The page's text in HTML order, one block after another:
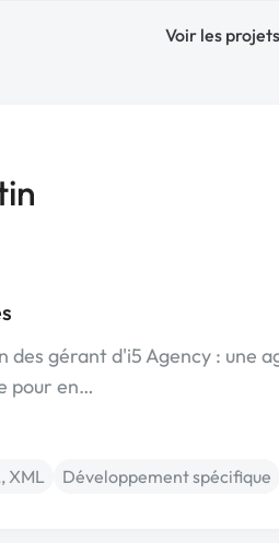
Voir les projets
des gérant d'i5 Agency : une
pour en…
XML Développement spécifique